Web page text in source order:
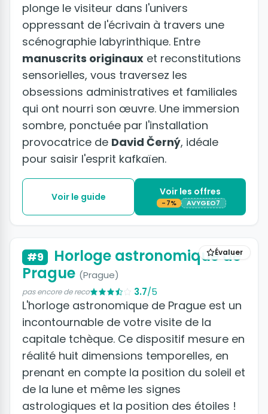
plonge le visiteur dans l'univers
oppressant de l'écrivain à travers une
scénographie labyrinthique. Entre
manuscrits originaux et reconstitutions
sensorielles, vous traversez les
obsessions administratives et familiales
qui ont nourri son œuvre. Une immersion
sombre, ponctuée par l'installation
provocatrice de David Černý, idéale
pour saisir l'esprit kafkaïen.
Voir le guide Voir les offres
-7% AVYGEO7
Évaluer
#9
Horloge astronomique de
Prague (Prague)
pas encore de reco 3.7/5
L'horloge astronomique de Prague est un
incontournable de votre visite de la
capitale tchèque. Ce dispositif mesure en
réalité huit dimensions temporelles, en
prenant en compte la position du soleil et
de la lune et même les signes
astrologiques et la position des étoiles !